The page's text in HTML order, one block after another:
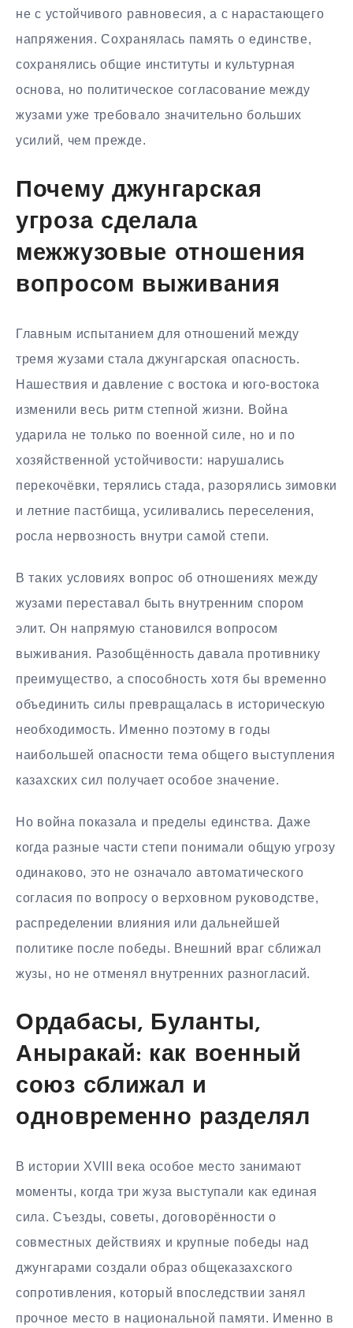
не с устойчивого равновесия, а с нарастающего
напряжения. Сохранялась память о единстве,
сохранялись общие институты и культурная
основа, но политическое согласование между
жузами уже требовало значительно больших
усилий, чем прежде.
Почему джунгарская
угроза сделала
межжузовые отношения
вопросом выживания
Главным испытанием для отношений между
тремя жузами стала джунгарская опасность.
Нашествия и давление с востока и юго-востока
изменили весь ритм степной жизни. Война
ударила не только по военной силе, но и по
хозяйственной устойчивости: нарушались
перекочёвки, терялись стада, разорялись зимовки
и летние пастбища, усиливались переселения,
росла нервозность внутри самой степи.
В таких условиях вопрос об отношениях между
жузами переставал быть внутренним спором
элит. Он напрямую становился вопросом
выживания. Разобщённость давала противнику
преимущество, а способность хотя бы временно
объединить силы превращалась в историческую
необходимость. Именно поэтому в годы
наибольшей опасности тема общего выступления
казахских сил получает особое значение.
Но война показала и пределы единства. Даже
когда разные части степи понимали общую угрозу
одинаково, это не означало автоматического
согласия по вопросу о верховном руководстве,
распределении влияния или дальнейшей
политике после победы. Внешний враг сближал
жузы, но не отменял внутренних разногласий.
Ордабасы, Буланты,
Аныракай: как военный
союз сближал и
одновременно разделял
В истории XVIII века особое место занимают
моменты, когда три жуза выступали как единая
сила. Съезды, советы, договорённости о
совместных действиях и крупные победы над
джунгарами создали образ общеказахского
сопротивления, который впоследствии занял
прочное место в национальной памяти. Именно в